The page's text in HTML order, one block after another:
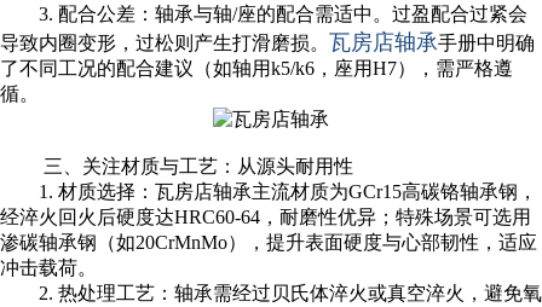
3. 配合公差：轴承与轴/座的配合需适中。过盈配合过紧会
导致内圈变形，过松则产生打滑磨损。 瓦房店轴承手册中明确
了不同工况的配合建议（如轴用k5/k6，座用H7），需严格遵
循。
三、关注材质与工艺：从源头耐用性
1. 材质选择：瓦房店轴承主流材质为GCr15高碳铬轴承钢，
经淬火回火后硬度达HRC60-64，耐磨性优异；特殊场景可选用
渗碳轴承钢（如20CrMnMo），提升表面硬度与心部韧性，适应
冲击载荷。
2. 热处理工艺：轴承需经过贝氏体淬火或真空淬火，避免氧